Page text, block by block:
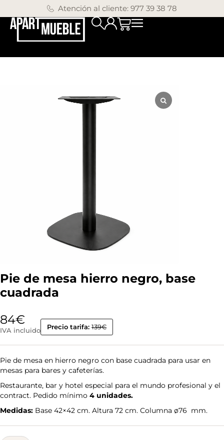
Atención al cliente: 977 39 38 78
Pie de mesa hierro negro, base
cuadrada
84€
IVA incluido Precio tarifa: 139€
Pie de mesa en hierro negro con base cuadrada para usar en
mesas para bares y cafeterías.
Restaurante, bar y hotel especial para el mundo profesional y el
contract. Pedido mínimo 4 unidades.
Medidas: Base 42×42 cm. Altura 72 cm. Columna ø76 mm.